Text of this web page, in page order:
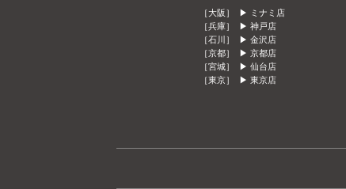
［大阪］ ▶
ミナミ店
［兵庫］ ▶ 神戸店
［石川］ ▶ 金沢店
［京都］ ▶ 京都店
［宮城］ ▶ 仙台店
［東京］ ▶ 東京店